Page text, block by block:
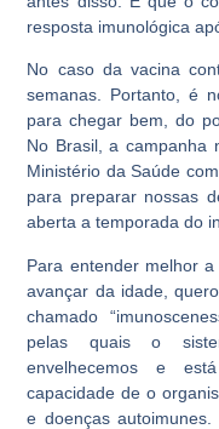
resposta imunológica
No caso da vacina
semanas. Portanto, é
para chegar bem, do
No Brasil, a campanha
Ministério da Saúde
para preparar nossas
aberta a temporada do
Para entender melhor
avançar da idade,
chamado
pelas quais o
envelhecemos e
capacidade de o
e doenças